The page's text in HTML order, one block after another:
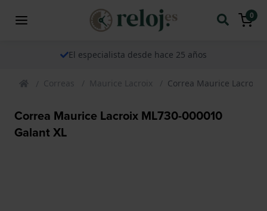
0
El especialista desde hace 25 años
Correas Maurice Lacroix Correa Maurice Lacroix
Correa Maurice Lacroix ML730-000010
Galant XL